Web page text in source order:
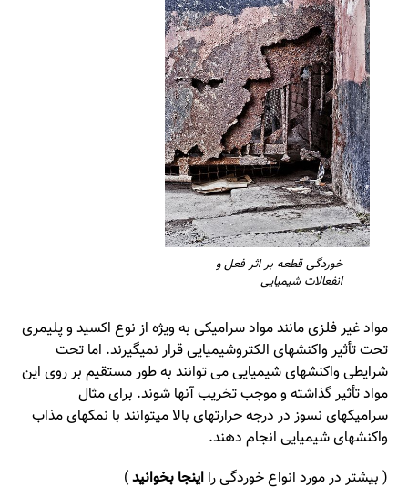
خوردگی قطعه بر اثر فعل و
انفعالات شیمیایی
مواد غیر فلزی مانند مواد سرامیکی به ویژه از نوع اکسید و پلیمری
تحت تأثیر واکنشهای الکتروشیمیایی قرار نمیگیرند. اما تحت
شرایطی واکنشهای شیمیایی می توانند به طور مستقیم بر روی این
مواد تأثیر گذاشته و موجب تخریب آنها شوند. برای مثال
سرامیکهای نسوز در درجه حرارتهای بالا میتوانند با نمکهای مذاب
واکنشهای شیمیایی انجام دهند.
( بیشتر در مورد انواع خوردگی رااینجا بخوانید)